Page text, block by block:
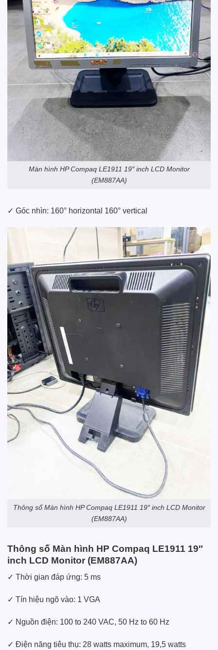
Màn hình HP CompaqLE1911 19″ inch LCD Monitor
(EM887AA)
✓ Góc nhìn: 160° horizontal 160° vertical
Thông số Màn hình HP Compaq LE1911 19″ inch LCD Monitor
(EM887AA)
Thông số Màn hình HP Compaq LE1911 19″
inch LCD Monitor (EM887AA)
✓ Thời gian đáp ứng: 5 ms
✓ Tín hiệu ngõ vào: 1 VGA
✓ Nguồn điện: 100 to 240 VAC, 50 Hz to 60 Hz
✓ Điện năng tiêu thụ: 28 watts maximum, 19,5 watts